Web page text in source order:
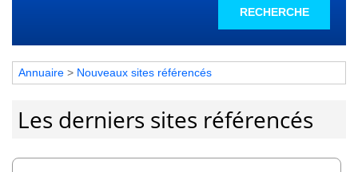
RECHERCHE
Annuaire > Nouveaux sites référencés
Les derniers sites référencés